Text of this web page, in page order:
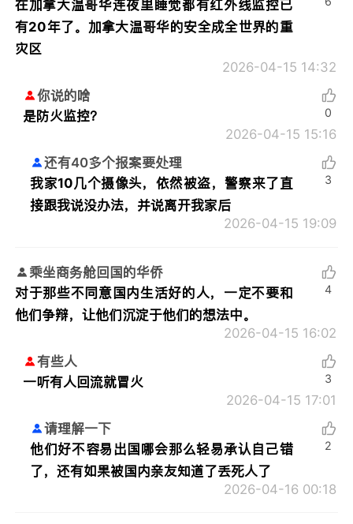
在加拿大温哥华连夜里睡觉都有红外线监控已
有20年了。加拿大温哥华的安全成全世界的重
灾区
2026-04-15 14:32
你说的啥
是防火监控？
2026-04-15 15:16
0
还有40多个报案要处理
我家10几个摄像头，依然被盗，警察来了直
接跟我说没办法，并说离开我家后
2026-04-15 19:09
3
乘坐商务舱回国的华侨
对于那些不同意国内生活好的人，一定不要和
他们争辩，让他们沉淀于他们的想法中。
2026-04-15 16:02
4
有些人
一听有人回流就冒火
2026-04-15 17:01
3
请理解一下
他们好不容易出国哪会那么轻易承认自己错
了，还有如果被国内亲友知道了丢死人了
2026-04-16 00:18
2